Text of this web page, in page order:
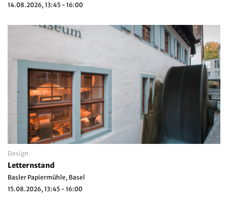
14.08.2026, 13:45 - 16:00
Design
Letternstand
Basler Papiermühle, Basel
15.08.2026, 13:45 - 16:00